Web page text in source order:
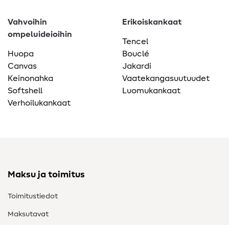
Vahvoihin
ompeluideioihin
Huopa
Canvas
Keinonahka
Softshell
Verhoilukankaat
Erikoiskankaat
Tencel
Bouclé
Jakardi
Vaatekangasuutuudet
Luomukankaat
Maksu ja toimitus
Toimitustiedot
Maksutavat